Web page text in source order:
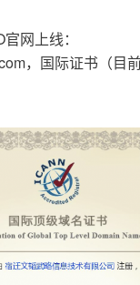
网上线：
，国际证书（目